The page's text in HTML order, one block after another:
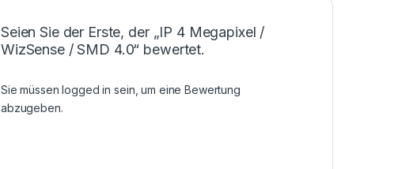
Seien Sie der Erste, der „IP 4 Megapixel /
WizSense / SMD 4.0“ bewertet.
Sie müssenlogged in sein, um eine Bewertung
abzugeben.